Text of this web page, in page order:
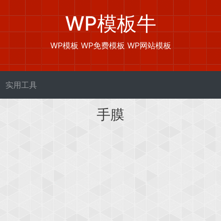
WP模板牛
WP模板 WP免费模板 WP网站模板
实用工具
手膜